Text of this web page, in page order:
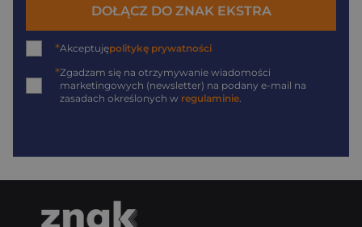
DOŁĄCZ DO ZNAK EKSTRA
*Akceptujępolitykę prywatności
*Zgadzam się na otrzymywanie wiadomości
marketingowych (newsletter) na podany e-mail na
zasadach określonych w regulaminie.